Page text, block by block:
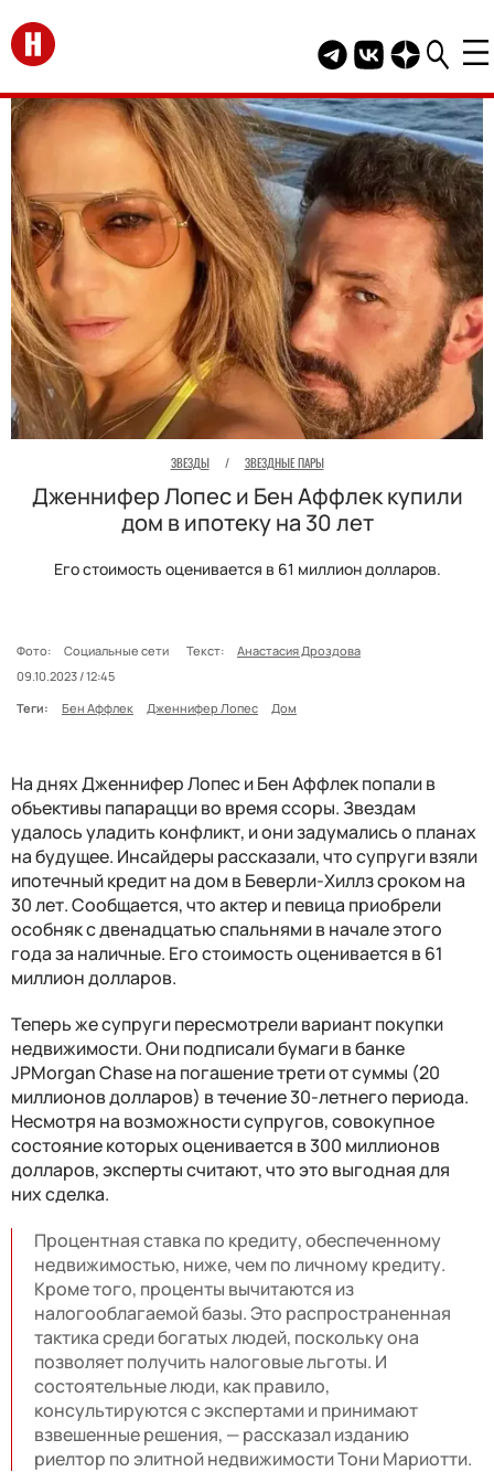
Перейти на главную
Telegram канал
Группа HELLO
Канал
ЗВЕЗДЫ / ЗВЕЗДНЫЕ ПАРЫ
Дженнифер Лопес и Бен Аффлек купили
дом в ипотеку на 30 лет
Его стоимость оценивается в 61 миллион долларов.
Фото: Социальные сети Текст:
Анастасия Дроздова
09.10.2023 / 12:45
Теги:
Бен Аффлек Дженнифер Лопес Дом
На днях Дженнифер Лопес и Бен Аффлек попали в
объективы папарацци во время ссоры. Звездам
удалось уладить конфликт, и они задумались о планах
на будущее. Инсайдеры рассказали, что супруги взяли
ипотечный кредит на дом в Беверли-Хиллз сроком на
30 лет. Сообщается, что актер и певица приобрели
особняк с двенадцатью спальнями в начале этого
года за наличные. Его стоимость оценивается в 61
миллион долларов.
Теперь же супруги пересмотрели вариант покупки
недвижимости. Они подписали бумаги в банке
JPMorgan Chase на погашение трети от суммы (20
миллионов долларов) в течение 30-летнего периода.
Несмотря на возможности супругов, совокупное
состояние которых оценивается в 300 миллионов
долларов, эксперты считают, что это выгодная для
них сделка.
Процентная ставка по кредиту, обеспеченному
недвижимостью, ниже, чем по личному кредиту.
Кроме того, проценты вычитаются из
налогооблагаемой базы. Это распространенная
тактика среди богатых людей, поскольку она
позволяет получить налоговые льготы. И
состоятельные люди, как правило,
консультируются с экспертами и принимают
взвешенные решения, — рассказал изданию
риелтор по элитной недвижимости Тони Мариотти.